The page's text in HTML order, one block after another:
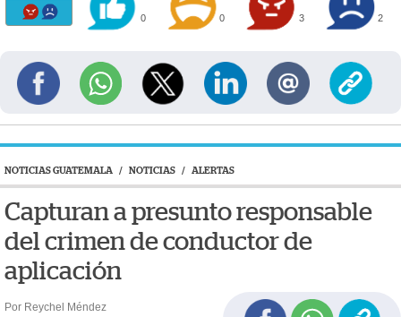
0 0 3 2
NOTICIAS GUATEMALA / NOTICIAS / ALERTAS
Capturan a presunto responsable
del crimen de conductor de
aplicación
Por Reychel Méndez